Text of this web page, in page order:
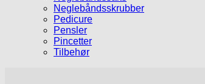
Neglebåndsskrubber
Pedicure
Pensler
Pincetter
Tilbehør